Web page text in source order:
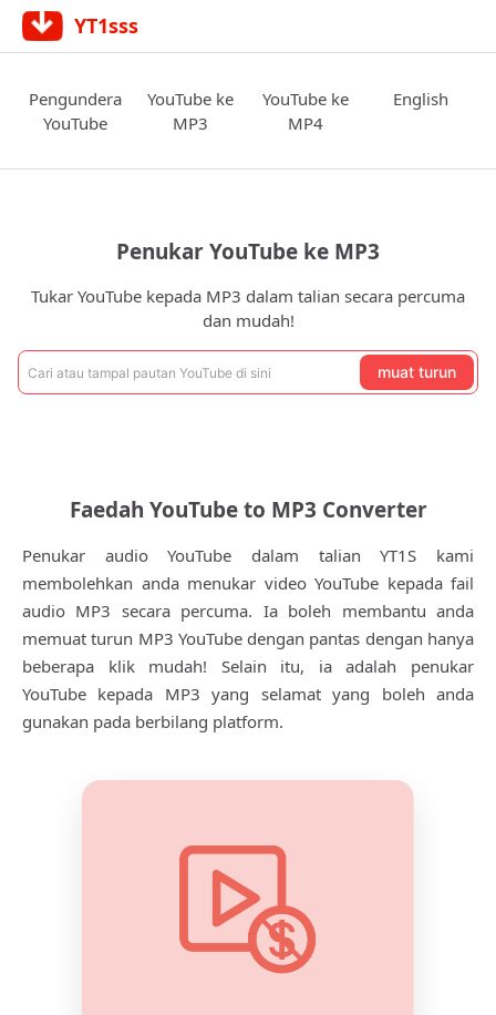
YT1sss
Pengundera
YouTube
YouTube ke
MP3
YouTube ke
MP4
English
Penukar YouTube ke MP3
Tukar YouTube kepada MP3 dalam talian secara percuma
dan mudah!
muat turun
Faedah YouTube to MP3 Converter
Penukar audio YouTube dalam talian YT1S kami
membolehkan anda menukar video YouTube kepada fail
audio MP3 secara percuma. Ia boleh membantu anda
memuat turun MP3 YouTube dengan pantas dengan hanya
beberapa klik mudah! Selain itu, ia adalah penukar
YouTube kepada MP3 yang selamat yang boleh anda
gunakan pada berbilang platform.